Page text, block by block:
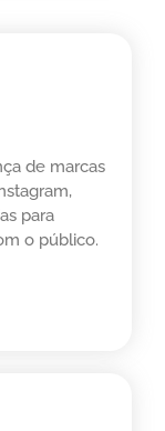
de marcas
para
o público.